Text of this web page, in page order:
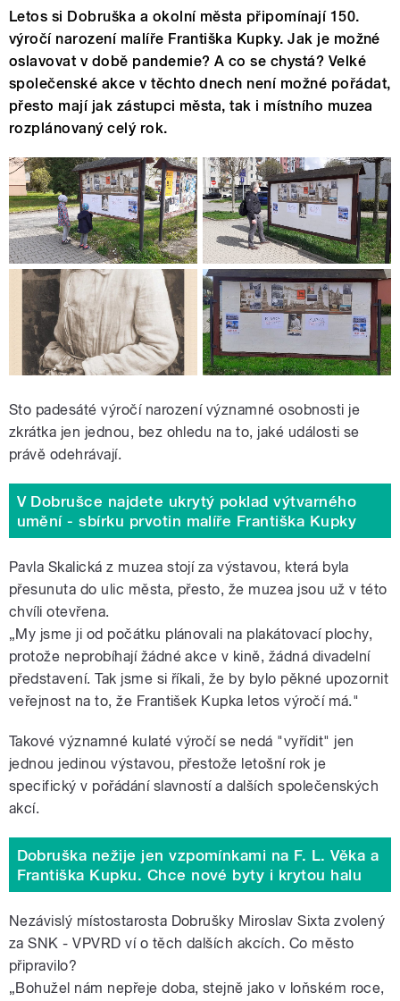
Letos si Dobruška a okolní města připomínají 150.
výročí narození malíře Františka Kupky. Jak je možné
oslavovat v době pandemie? A co se chystá? Velké
společenské akce v těchto dnech není možné pořádat,
přesto mají jak zástupci města, tak i místního muzea
rozplánovaný celý rok.
Sto padesáté výročí narození významné osobnosti je
zkrátka jen jednou, bez ohledu na to, jaké události se
právě odehrávají.
V Dobrušce najdete ukrytý poklad výtvarného
umění - sbírku prvotin malíře Františka Kupky
Pavla Skalická z muzea stojí za výstavou, která byla
přesunuta do ulic města, přesto, že muzea jsou už v této
chvíli otevřena.
„My jsme ji od počátku plánovali na plakátovací plochy,
protože neprobíhají žádné akce v kině, žádná divadelní
představení. Tak jsme si říkali, že by bylo pěkné upozornit
veřejnost na to, že František Kupka letos výročí má."
Takové významné kulaté výročí se nedá "vyřídit" jen
jednou jedinou výstavou, přestože letošní rok je
specifický v pořádání slavností a dalších společenských
akcí.
Dobruška nežije jen vzpomínkami na F. L. Věka a
Františka Kupku. Chce nové byty i krytou halu
Nezávislý místostarosta Dobrušky Miroslav Sixta zvolený
za SNK - VPVRD ví o těch dalších akcích. Co město
připravilo?
„Bohužel nám nepřeje doba, stejně jako v loňském roce,